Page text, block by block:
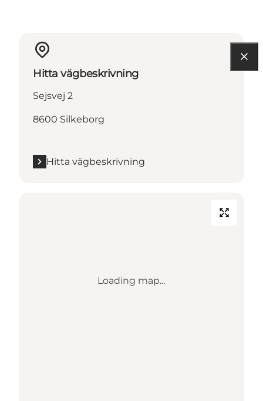
Hitta vägbeskrivning
Sejsvej 2
8600 Silkeborg
Hitta vägbeskrivning
Loading map...